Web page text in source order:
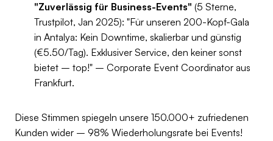
"Zuverlässig für Business-Events" (5 Sterne,
Trustpilot, Jan 2025): "Für unseren 200-Kopf-Gala
in Antalya: Kein Downtime, skalierbar und günstig
(€5.50/Tag). Exklusiver Service, den keiner sonst
bietet – top!" – Corporate Event Coordinator aus
Frankfurt.
Diese Stimmen spiegeln unsere 150.000+ zufriedenen
Kunden wider – 98% Wiederholungsrate bei Events!